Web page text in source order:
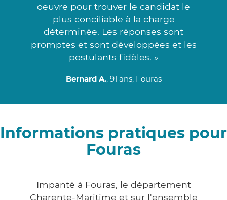
oeuvre pour trouver le candidat le
plus conciliable à la charge
déterminée. Les réponses sont
promptes et sont développées et les
postulants fidèles. »
Bernard A., 91 ans, Fouras
Informations pratiques pour
Fouras
Impanté à Fouras, le département
Charente-Maritime et sur l'ensemble